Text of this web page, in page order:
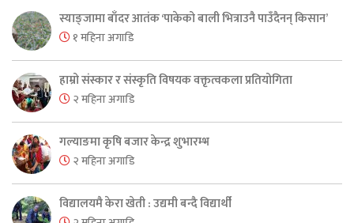
स्याङ्जामा बाँदर आतंक ‘पाकेको बाली भित्राउनै पाउँदैनन् किसान’
१ महिना अगाडि
हाम्रो संस्कार र संस्कृति विषयक वक्तृत्वकला प्रतियोगिता
२ महिना अगाडि
गल्याङमा कृषि बजार केन्द्र शुभारम्भ
२ महिना अगाडि
विद्यालयमै केरा खेती : उद्यमी बन्दै विद्यार्थी